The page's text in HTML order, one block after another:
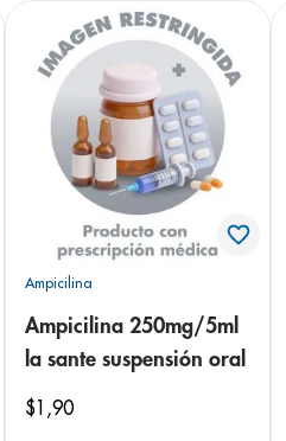
Ampicilina
Ampicilina 250mg/5ml
la sante suspensión oral
$1 ,90